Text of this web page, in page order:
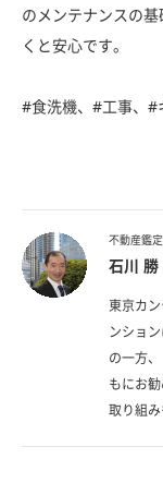
のメンテナンスの
くと安心です。
#食洗機、#工事、#
不動産鑑
石川 勝
東京カ
ンショ
の一方
もにお
取り組み